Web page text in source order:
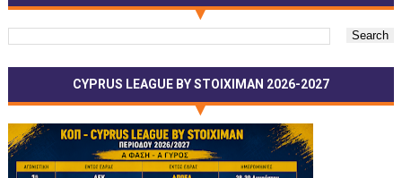
CYPRUS LEAGUE BY STOIXIMAN 2026-2027